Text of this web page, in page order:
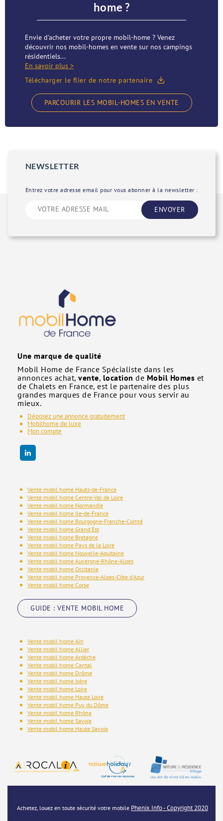
home ?
Envie d'acheter votre propre mobil-home ? Venez
découvrir nos mobil-homes en vente sur nos campings
résidentiels...
En savoir plus >
Télécharger le flier de notre partenaire
PARCOURIR LES MOBIL-HOMES EN VENTE
NEWSLETTER
Entrez votre adresse email pour vous abonner à la newsletter :
ENVOYER
Une marque de qualité
Mobil Home de France Spécialiste dans les
annonces achat, vente, location de Mobil Homes et
de Chalets en France, est le partenaire des plus
grandes marques de France pour vous servir au
mieux.
Déposez une annonce gratuitement
Mobilhome de luxe
Mon compte
Vente mobil home Hauts-de-France
Vente mobil home Centre-Val de Loire
Vente mobil home Normandie
Vente mobil home Ile-de-France
Vente mobil home Bourgogne-Franche-Comté
Vente mobil home Grand Est
Vente mobil home Bretagne
Vente mobil home Pays de la Loire
Vente mobil home Nouvelle-Aquitaine
Vente mobil home Auvergne-Rhône-Alpes
Vente mobil home Occitanie
Vente mobil home Provence-Alpes-Côte d'Azur
Vente mobil home Corse
GUIDE : VENTE MOBIL HOME
Vente mobil home Ain
Vente mobil home Allier
Vente mobil home Ardèche
Vente mobil home Cantal
Vente mobil home Drôme
Vente mobil home Isère
Vente mobil home Loire
Vente mobil home Haute Loire
Vente mobil home Puy du Dôme
Vente mobil home Rhône
Vente mobil home Savoie
Vente mobil home Haute Savoie
Achetez, louez en toute sécurité votre mobile Phenix Info - Copyright 2020